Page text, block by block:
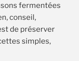
fermentées
conseil,
de préserver
simples,